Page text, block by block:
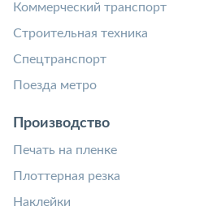
Коммерческий транспорт
Строительная техника
Спецтранспорт
Поезда метро
Производство
Печать на пленке
Плоттерная резка
Наклейки